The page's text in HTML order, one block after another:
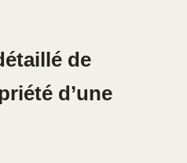
de
d’une